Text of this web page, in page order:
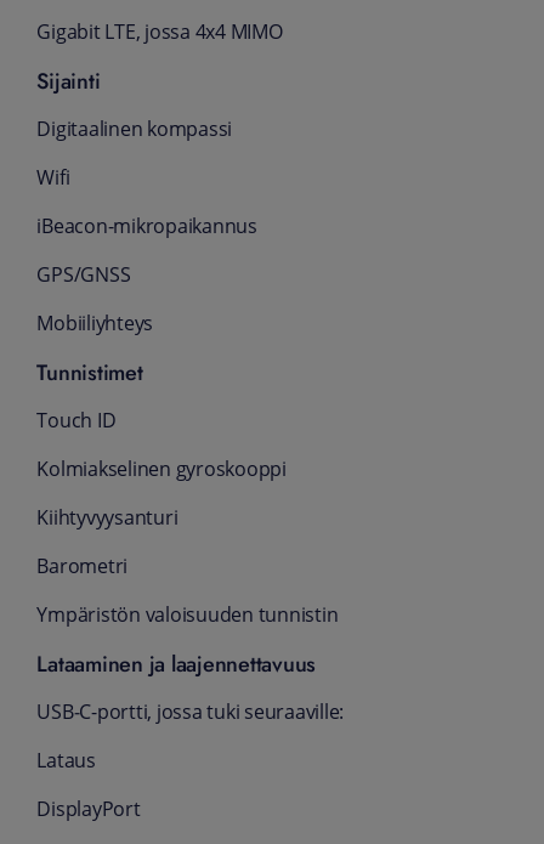
Gigabit LTE, jossa 4x4 MIMO
Sijainti
Digitaalinen kompassi
Wifi
iBeacon-mikro­paikannus
GPS/GNSS
Mobiiliyhteys
Tunnistimet
Touch ID
Kolmiakselinen gyroskooppi
Kiihtyvyysanturi
Barometri
Ympäristön valoisuuden tunnistin
Lataaminen ja laajennettavuus
USB‑C-portti, jossa tuki seuraaville:
Lataus
DisplayPort